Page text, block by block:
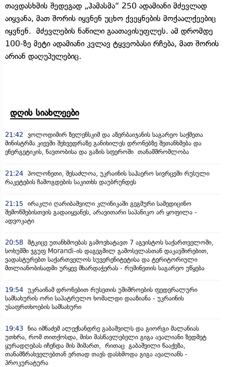
თავდასხმის შედეგად „ჰამასმა“ 250 ადამიანი მძევლად
აიყვანა, მათ შორის იყვნენ უცხო ქვეყნების მოქაალქეებიც
იყვნენ. მძევლების ნაწილი გაათავისუფლეს. ამ დრომდე
100-ზე მეტი ადამიანი კვლავ ტყვეობასი რჩება, მათ შორის
არიან დაღუპულებიც.
დღის სიახლეები
21:42
ვოლოდიმირ ზელენსკიმ და აზერბაიჯანის საგარეო საქმეთა
მინისტრმა კიევში შეხვედრაზე განიხილეს დრონებზე შეთანხმება და
ენერგეტიკის, ნავთობისა და გაზის სფეროში თანამშრომლობა
21:24 პოლონეთი, შესაძლოა, უკრაინის საჰაერო სივრცეში რუსული
რაკეტების ჩამოგდების საკითხს დაუბრუნდეს
21:15 ირაკლი ღარიბაშვილი კლინიკაში გეგმური სამედიცინო
შემოწმებისთვის გადაიყვანეს, არავითარი საპანიკო არ ყოფილა -
ადვოკატი
20:58 მტკიცე უთანხმოებას გამოვხატავთ 7 აგვისტოს საქართველოში,
სოხუმში ჯგუფ Morandi-ის დაგეგმილ გამოსვლასთან დაკავშირებით,
ვადასტურებთ საქართველოს სუვერენიტეტისა და ტერიტორიული
მთლიანობისადმი ურყევ მხარდაჭერას - რუმინეთის საგარეო უწყება
19:54 უკრაინამ დრონებით რუსეთის უშიშროების ფედერალური
სამსახურის ორი საპატრულო ხომალდი დააზიანა - უკრაინის
უსაფრთხოების სამსახური
19:43 ნია იმნაძემ ალექსანდრე გაბაშვილს და გიორგი მალანიას
უთხრა, რომ თითქოსდა, მისი მასწავლებელი გიგა ავალიანი ზედმეტ
ყურადღებას იჩენდა მის მიმართ, რითაც გაბაშვილი წააქეზა,
თანამზრახველებთან ერთად თავს დასხმოდა გიგა ავალიანს -
პროკურატურა